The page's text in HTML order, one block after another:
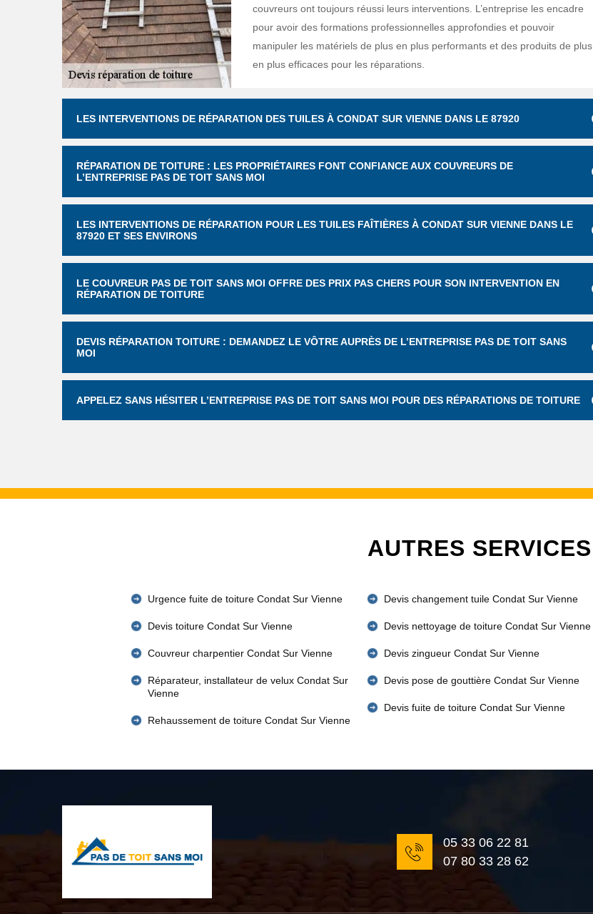
couvreurs ont toujours réussi leurs interventions. L’entreprise les encadre
pour avoir des formations professionnelles approfondies et pouvoir
manipuler les matériels de plus en plus performants et des produits de plus
en plus efficaces pour les réparations.
LES INTERVENTIONS DE RÉPARATION DES TUILES À CONDAT SUR VIENNE DANS LE 87920
RÉPARATION DE TOITURE : LES PROPRIÉTAIRES FONT CONFIANCE AUX COUVREURS DE
L’ENTREPRISE PAS DE TOIT SANS MOI
LES INTERVENTIONS DE RÉPARATION POUR LES TUILES FAÎTIÈRES À CONDAT SUR VIENNE DANS LE
87920 ET SES ENVIRONS
LE COUVREUR PAS DE TOIT SANS MOI OFFRE DES PRIX PAS CHERS POUR SON INTERVENTION EN
RÉPARATION DE TOITURE
DEVIS RÉPARATION TOITURE : DEMANDEZ LE VÔTRE AUPRÈS DE L’ENTREPRISE PAS DE TOIT SANS
MOI
APPELEZ SANS HÉSITER L’ENTREPRISE PAS DE TOIT SANS MOI POUR DES RÉPARATIONS DE TOITURE
AUTRES SERVICES
Urgence fuite de toiture Condat Sur Vienne
Devis toiture Condat Sur Vienne
Couvreur charpentier Condat Sur Vienne
Réparateur, installateur de velux Condat Sur
Vienne
Rehaussement de toiture Condat Sur Vienne
Devis changement tuile Condat Sur Vienne
Devis nettoyage de toiture Condat Sur Vienne
Devis zingueur Condat Sur Vienne
Devis pose de gouttière Condat Sur Vienne
Devis fuite de toiture Condat Sur Vienne
05 33 06 22 81
07 80 33 28 62